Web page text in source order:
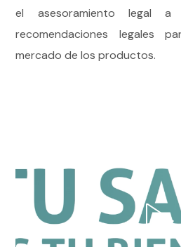
el asesoramiento legal
recomendaciones legales
mercado de los productos.